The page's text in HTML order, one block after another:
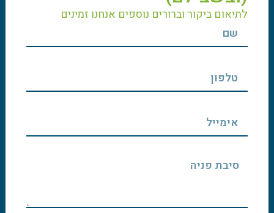
לתיאום ביקור וברורים נוספים אנחנו זמינים